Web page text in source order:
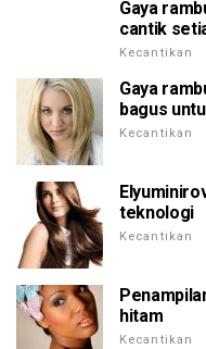
Gaya
cantik
Kecantikan
Gaya
bagus
Kecantikan
teknologi
Kecantikan
hitam
Kecantikan